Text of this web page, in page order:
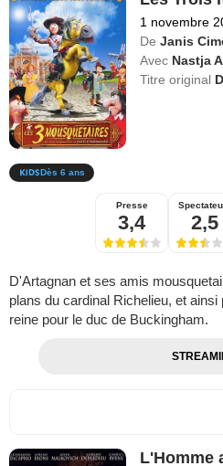
1 novembre
De Janis
Avec Nastja
Titre original
Dès 6 ans
Presse
3,4 2,5
D'Artagnan et ses amis
plans du cardinal Richelieu, et
reine pour le duc de Buckingham.
L'Homme